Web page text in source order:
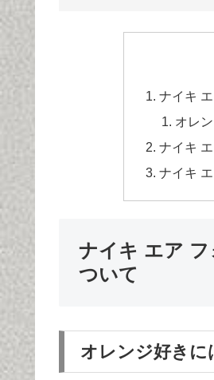
ナイキ
オレ
ナイキ
ナイキ
ナイキ エア フ
ついて
オレンジ好きに